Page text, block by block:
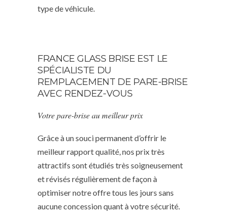
type de véhicule.
FRANCE GLASS BRISE EST LE
SPÉCIALISTE DU
REMPLACEMENT DE PARE-BRISE
AVEC RENDEZ-VOUS
Votre pare-brise au meilleur prix
Grâce à un souci permanent d’offrir le
meilleur rapport qualité, nos prix très
attractifs sont étudiés très soigneusement
et révisés régulièrement de façon à
optimiser notre offre tous les jours sans
aucune concession quant à votre sécurité.